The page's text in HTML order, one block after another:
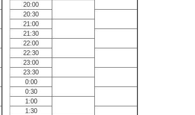
20:00
20:30
21:00
21:30
22:00
22:30
23:00
23:30
0:00
0:30
1:00
1:30